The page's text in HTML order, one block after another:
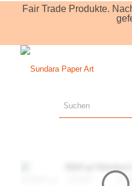
Fair Trade Produkte.